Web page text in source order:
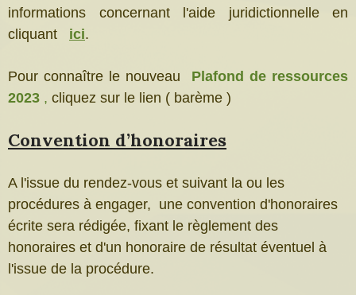
informations concernant l'aide juridictionnelle en
cliquant ici.
Pour connaître le nouveau
Plafond de ressources
2023 , cliquez sur le lien ( barème )
Convention d’honoraires
A l'issue du rendez-vous et suivant la ou les
procédures à engager, une convention d'honoraires
écrite sera rédigée, fixant le règlement des
honoraires et d'un honoraire de résultat éventuel à
l'issue de la procédure.